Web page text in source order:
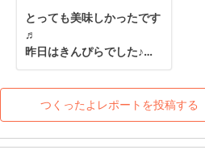
とっても美味しかったです
♬
昨日はきんぴらでした♪
りました^ ^
こうしてリメイクするとま
た美味しく食べられますね
♫
つくったよレポートを投稿する